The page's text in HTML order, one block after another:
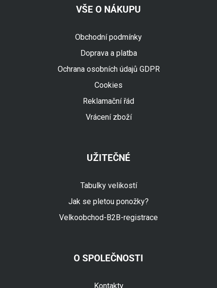
VŠE O NÁKUPU
Obchodní podmínky
Doprava a platba
Ochrana osobních údajů GDPR
Cookies
Reklamační řád
Vrácení zboží
UŽITEČNÉ
Tabulky velikostí
Jak se pletou ponožky?
Velkoobchod-B2B-registrace
O SPOLEČNOSTI
Kontakty